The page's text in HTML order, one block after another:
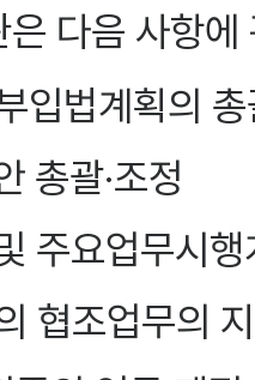
다음 사항
입법계획의 총
총괄·조정
주요업무시행
협조업무의